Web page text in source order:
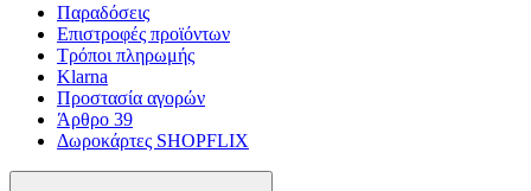
Παραδόσεις
Επιστροφές προϊόντων
Τρόποι πληρωμής
Klarna
Προστασία αγορών
Άρθρο 39
Δωροκάρτες SHOPFLIX